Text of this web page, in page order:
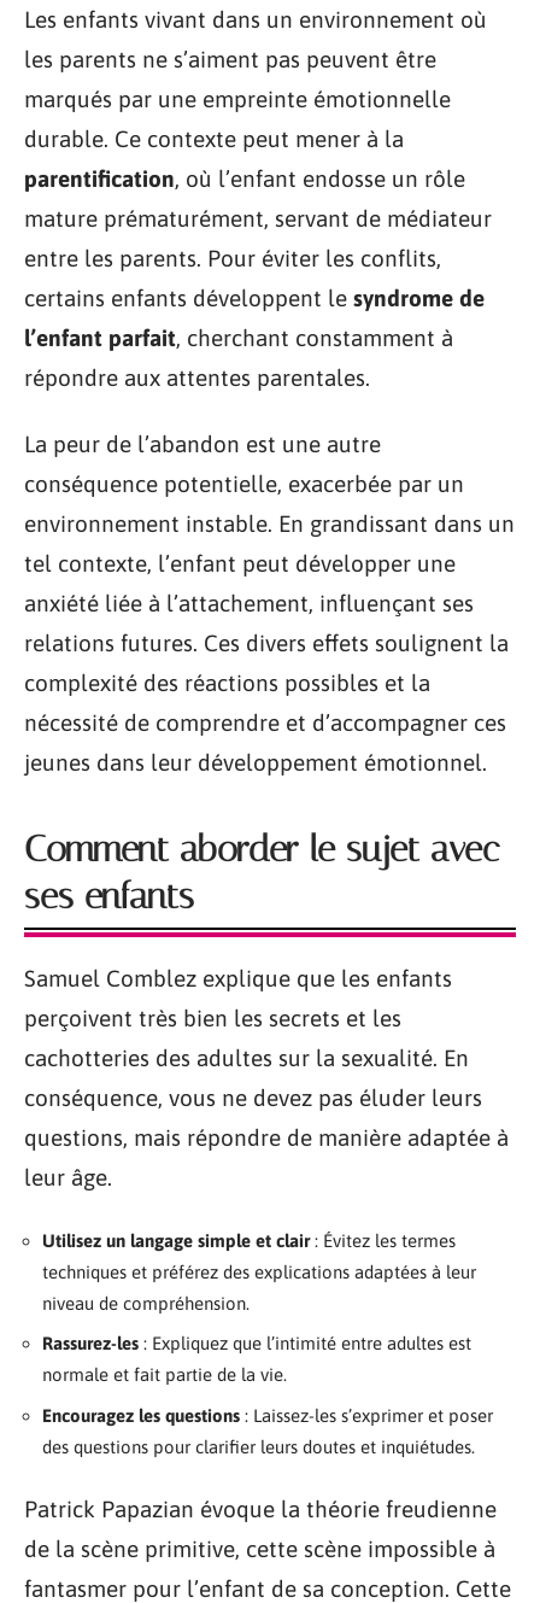
Les enfants vivant dans un environnement où
les parents ne s’aiment pas peuvent être
marqués par une empreinte émotionnelle
durable. Ce contexte peut mener à la
parentification, où l’enfant endosse un rôle
mature prématurément, servant de médiateur
entre les parents. Pour éviter les conflits,
certains enfants développent le syndrome de
l’enfant parfait, cherchant constamment à
répondre aux attentes parentales.
La peur de l’abandon est une autre
conséquence potentielle, exacerbée par un
environnement instable. En grandissant dans un
tel contexte, l’enfant peut développer une
anxiété liée à l’attachement, influençant ses
relations futures. Ces divers effets soulignent la
complexité des réactions possibles et la
nécessité de comprendre et d’accompagner ces
jeunes dans leur développement émotionnel.
Comment aborder le sujet avec
ses enfants
Samuel Comblez explique que les enfants
perçoivent très bien les secrets et les
cachotteries des adultes sur la sexualité. En
conséquence, vous ne devez pas éluder leurs
questions, mais répondre de manière adaptée à
leur âge.
Utilisez un langage simple et clair: Évitez les termes
techniques et préférez des explications adaptées à leur
niveau de compréhension.
Rassurez-les : Expliquez que l’intimité entre adultes est
normale et fait partie de la vie.
Encouragez les questions : Laissez-les s’exprimer et poser
des questions pour clarifier leurs doutes et inquiétudes.
Patrick Papazian évoque la théorie freudienne
de la scène primitive, cette scène impossible à
fantasmer pour l’enfant de sa conception. Cette